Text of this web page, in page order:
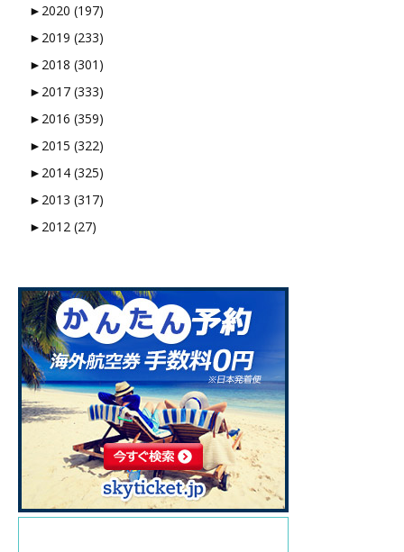
► 2020 (197)
► 2019 (233)
► 2018 (301)
► 2017 (333)
► 2016 (359)
► 2015 (322)
► 2014 (325)
► 2013 (317)
► 2012 (27)